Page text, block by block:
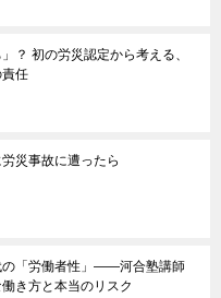
？ 初の労災認定から考える、
任
災事故に遭ったら
の「労働者性」――河合塾講師
き方と本当のリスク